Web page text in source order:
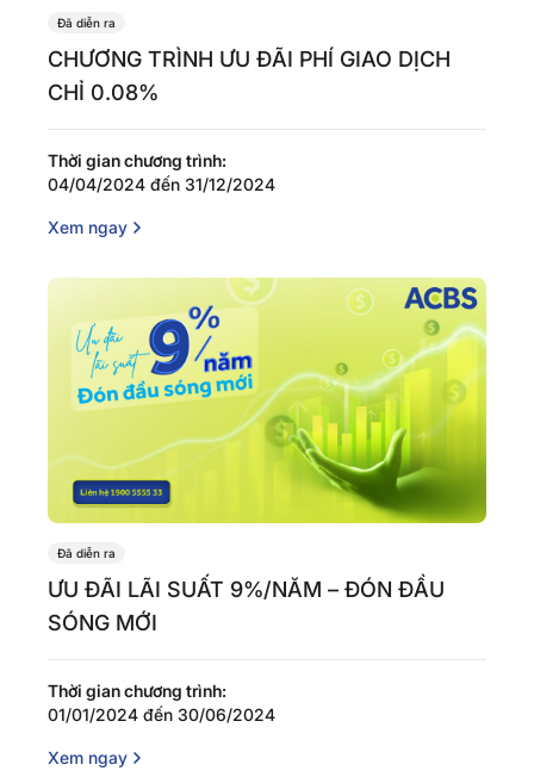
Đã diễn ra
CHƯƠNG TRÌNH ƯU ĐÃI PHÍ GIAO DỊCH
CHỈ 0.08%
Thời gian chương trình:
04/04/2024 đến 31/12/2024
Xem ngay
Đã diễn ra
ƯU ĐÃI LÃI SUẤT 9%/NĂM – ĐÓN ĐẦU
SÓNG MỚI
Thời gian chương trình:
01/01/2024 đến 30/06/2024
Xem ngay